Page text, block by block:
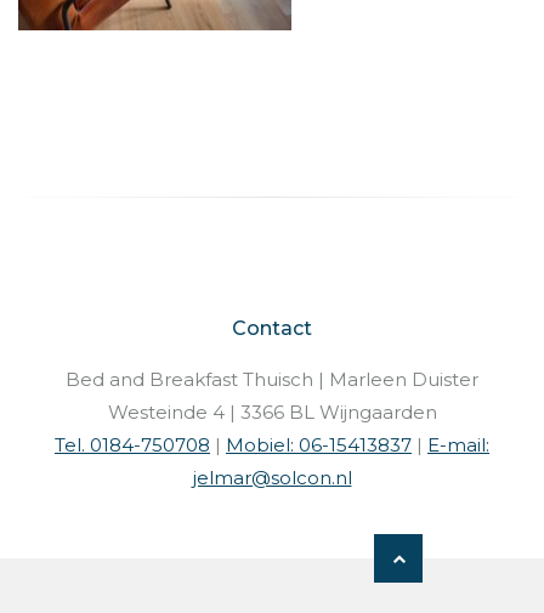
Contact
Bed and Breakfast Thuisch | Marleen Duister
Westeinde 4 | 3366 BL Wijngaarden
Tel. 0184-750708 | Mobiel: 06-15413837 | E-mail:
jelmar@solcon.nl